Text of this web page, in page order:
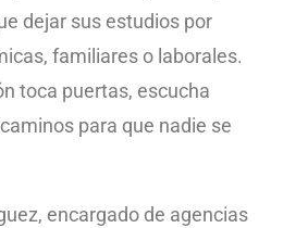
dejar sus estudios por
familiares o laborales.
toca puertas, escucha
para que nadie se
encargado de agencias